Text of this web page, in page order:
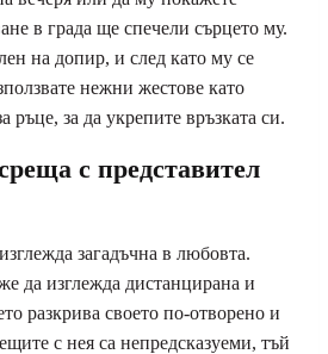
в града ще спечели сърцето му.
на допир, и след като му се
нежни жестове като
ръце, за да укрепите връзката си.
с представител
загадъчна в любовта.
да изглежда дистанцирана и
разкрива своето по-отворено и
с нея са непредсказуеми, тъй